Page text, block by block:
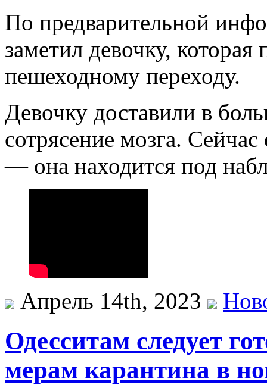
По предварительной
заметил девочку,
пешеходному переходу.
Девочку доставили в
сотрясение мозга.
— она находится под
Апрель 14th, 2023
Одесситам следует
мерам карантина в